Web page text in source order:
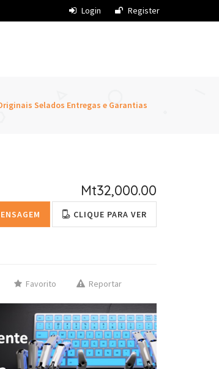
Login Register
Selados Entregas e Garantias
Mt32,000.00
CLIQUE PARA VER
Favorito Reportar